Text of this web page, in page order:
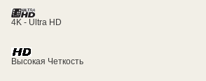
4K - Ultra HD
Высокая Четкость